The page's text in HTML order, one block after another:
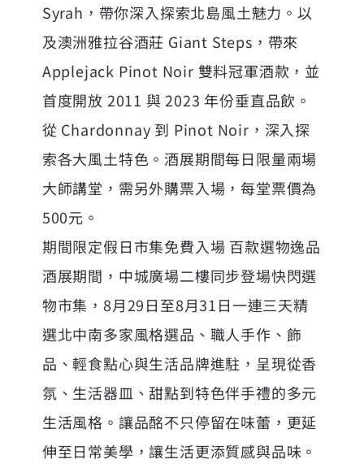
Syrah，帶你深入探索北島風土魅力。以
及澳洲雅拉谷酒莊 Giant Steps，帶來
Applejack Pinot Noir 雙料冠軍酒款，並
首度開放 2011 與 2023 年份垂直品飲。
從 Chardonnay 到 Pinot Noir，深入探
索各大風土特色。酒展期間每日限量兩場
大師講堂，需另外購票入場，每堂票價為
500元。
期間限定假日市集免費入場 百款選物逸品
酒展期間，中城廣場二樓同步登場快閃選
物市集，8月29日至8月31日一連三天精
選北中南多家風格選品、職人手作、飾
品、輕食點心與生活品牌進駐，呈現從香
氛、生活器皿、甜點到特色伴手禮的多元
生活風格。讓品酩不只停留在味蕾，更延
伸至日常美學，讓生活更添質感與品味。